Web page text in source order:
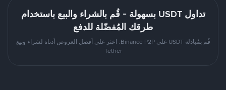
تداول USDT بسهولة - قُم بالشراء والبيع باستخدام
طرقك المُفضّلة للدفع
قُم بمُبادلة USDT على Binance P2P. اعثر على أفضل العروض أدناه لشراء وبيع
Tether